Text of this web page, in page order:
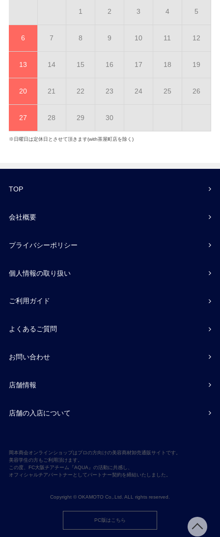
1 2 3 4 5
6 7 8 9 10 11 12
13 14 15 16 17 18 19
20 21 22 23 24 25 26
27 28 29 30
※日曜日は定休日とさせて頂きます(with茶屋町店を除く)
TOP
会社概要
プライバシーポリシー
個人情報の取り扱い
ご利用ガイド
よくあるご質問
お問い合わせ
店舗情報
店舗の入店について
岡本商会オンラインショップはプロの方向けの美容商材卸売通販サイトです。
美容学生の方もご利用頂けます。
この度、FC大阪チアチーム『AQUA』の活動に共感し、
オフィシャルチアパートナーとしてパートナー契約を締結いたしました。
Copyright © OKAMOTO Co,.Ltd. ALL rights reserved.
PC版はこちら